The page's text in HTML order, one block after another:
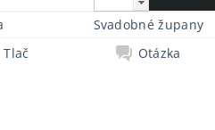
Svadobné župany
Tlač
Otázka